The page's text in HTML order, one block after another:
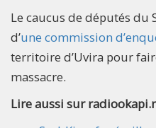
Le caucus de députés du
d’une commission
territoire d’Uvira pour
massacre.
Lire aussi sur